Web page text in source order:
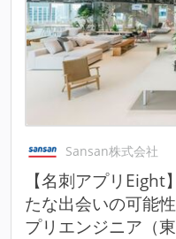
Sansan株式会社
【名刺アプリ
たな出会いの可能
プリエンジニア（